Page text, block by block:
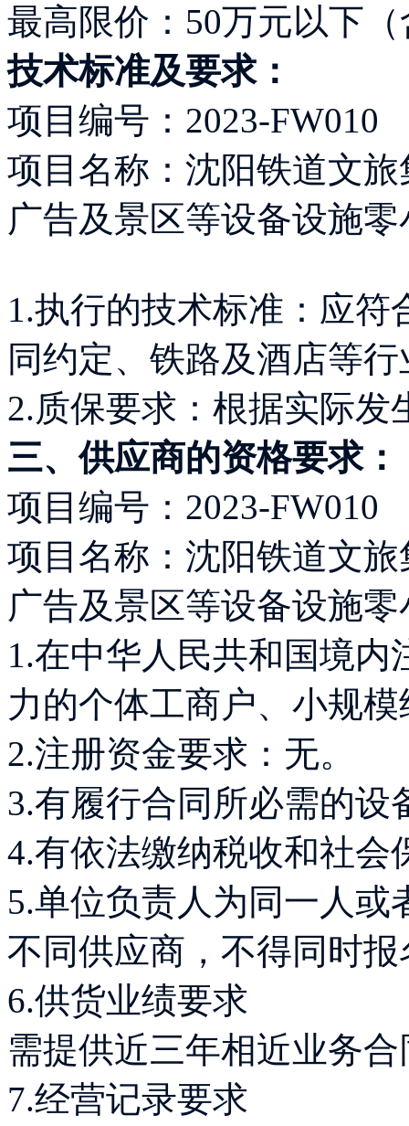
最高限价：50万元以下
技术标准及要求：
项目编号：2023-FW010
项目名称：沈阳铁道文
广告及景区等设备设施
1.执行的技术标准：应
同约定、铁路及酒店等
2.质保要求：根据实际发
三、供应商的资格要求：
项目编号：2023-FW010
项目名称：沈阳铁道文
广告及景区等设备设施
1.在中华人民共和国境
力的个体工商户、小规
2.注册资金
3.有履行合同所必需的设
4.有依法缴纳税收和社会
5.单位负责人为同一人
不同供应商，不得同时报
6.供货业绩要求
需提供近三年相近业务
7.经营记录要求